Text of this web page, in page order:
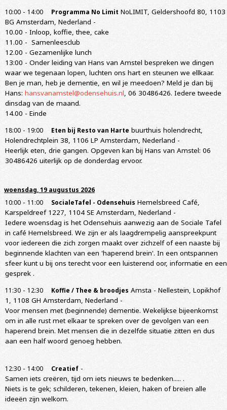
10:00 - 14:00 Programma No Limit NoLIMIT, Geldershoofd 80, 1103
BG Amsterdam, Nederland -
10.00 - Inloop, koffie, thee, cake
11.00 - Samenleesclub
12.00 - Gezamenlijke lunch
13:00 - Onder leiding van Hans van Amstel bespreken we dingen
waar we tegenaan lopen, luchten ons hart en steunen we ellkaar.
Ben je man, heb je dementie, en wil je meedoen? Meld je dan bij
Hans: hansvanamstel@odensehuis.nl, 06 30486426. Iedere tweede
dinsdag van de maand.
14.00 - Einde
18:00 - 19:00 Eten bij Resto van Harte buurthuis holendrecht,
Holendrechtplein 38, 1106 LP Amsterdam, Nederland -
Heerlijk eten, drie gangen. Opgeven kan bij Hans van Amstel: 06
30486426 uiterlijk op de donderdag ervoor.
woensdag, 19 augustus 2026
10:00 - 11:00 SocialeTafel - Odensehuis Hemelsbreed Café,
Karspeldreef 1227, 1104 SE Amsterdam, Nederland -
Iedere woensdag is het Odensehuis aanwezig aan de Sociale Tafel
in café Hemelsbreed. We zijn er als laagdrempelig aanspreekpunt
voor iedereen die zich zorgen maakt over zichzelf of een naaste bij
beginnende klachten van een 'haperend brein'. In een ontspannen
sfeer kunt u bij ons terecht voor een luisterend oor, informatie en een
gesprek .
11:30 - 12:30 Koffie / Thee & broodjes Amsta - Nellestein, Lopikhof
1, 1108 GH Amsterdam, Nederland -
Voor mensen met (beginnende) dementie. Wekelijkse bijeenkomst
om in alle rust met elkaar te spreken over de gevolgen van een
haperend brein. Met mensen die in dezelfde situatie zitten en dus
aan een half woord genoeg hebben.
12:30 - 14:00 Creatief -
Samen iets creëren, tijd om iets nieuws te bedenken..... .
Niets is te gek; schilderen, tekenen, kleien, haken of breien alle
ideeën zijn welkom.